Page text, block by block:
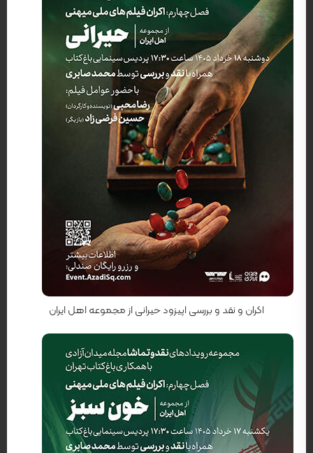
کارگردان: رضا محبی
اکران و نقد و بررسی اپیزود حیرانی از مجموعه اهل ایران